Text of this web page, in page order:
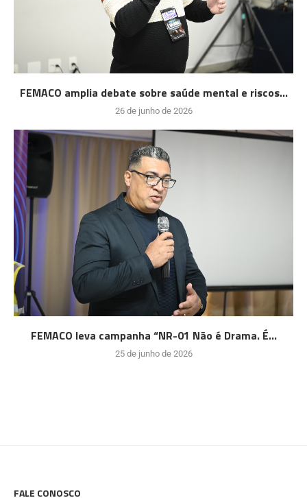
FEMACO amplia debate sobre saúde mental e riscos...
26 de junho de 2026
FEMACO leva campanha “NR-01 Não é Drama. É...
25 de junho de 2026
FALE CONOSCO